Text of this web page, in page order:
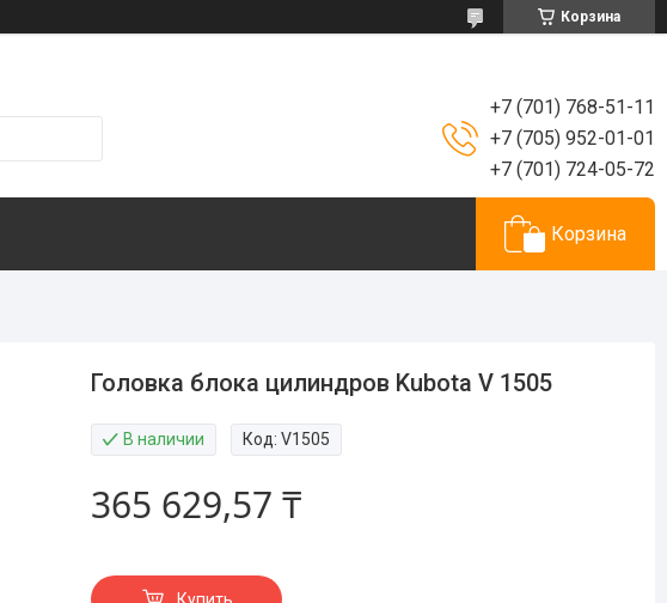
Корзина
+7 (701) 768-51-11
+7 (705) 952-01-01
+7 (701) 724-05-72
Корзина
Головка блока цилиндров Kubota V 1505
В наличии Код:V1505
365 629,57 ₸
Купить